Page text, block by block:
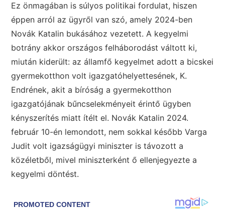
Ez önmagában is súlyos politikai fordulat, hiszen
éppen arról az ügyről van szó, amely 2024-ben
Novák Katalin bukásához vezetett. A kegyelmi
botrány akkor országos felháborodást váltott ki,
miután kiderült: az államfő kegyelmet adott a bicskei
gyermekotthon volt igazgatóhelyettesének, K.
Endrének, akit a bíróság a gyermekotthon
igazgatójának bűncselekményeit érintő ügyben
kényszerítés miatt ítélt el. Novák Katalin 2024.
február 10-én lemondott, nem sokkal később Varga
Judit volt igazságügyi miniszter is távozott a
közéletből, mivel miniszterként ő ellenjegyezte a
kegyelmi döntést.